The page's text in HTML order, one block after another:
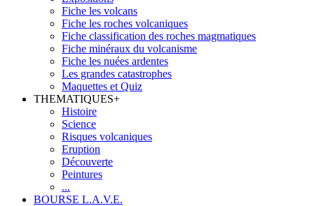
Fiche les volcans
Fiche les roches volcaniques
Fiche classification des roches magmatiques
Fiche minéraux du volcanisme
Fiche les nuées ardentes
Les grandes catastrophes
Maquettes et Quiz
THEMATIQUES+
Histoire
Science
Risques volcaniques
Eruption
Découverte
Peintures
...
BOURSE L.A.V.E.